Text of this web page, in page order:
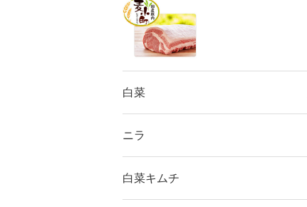
白菜
ニラ
白菜キムチ